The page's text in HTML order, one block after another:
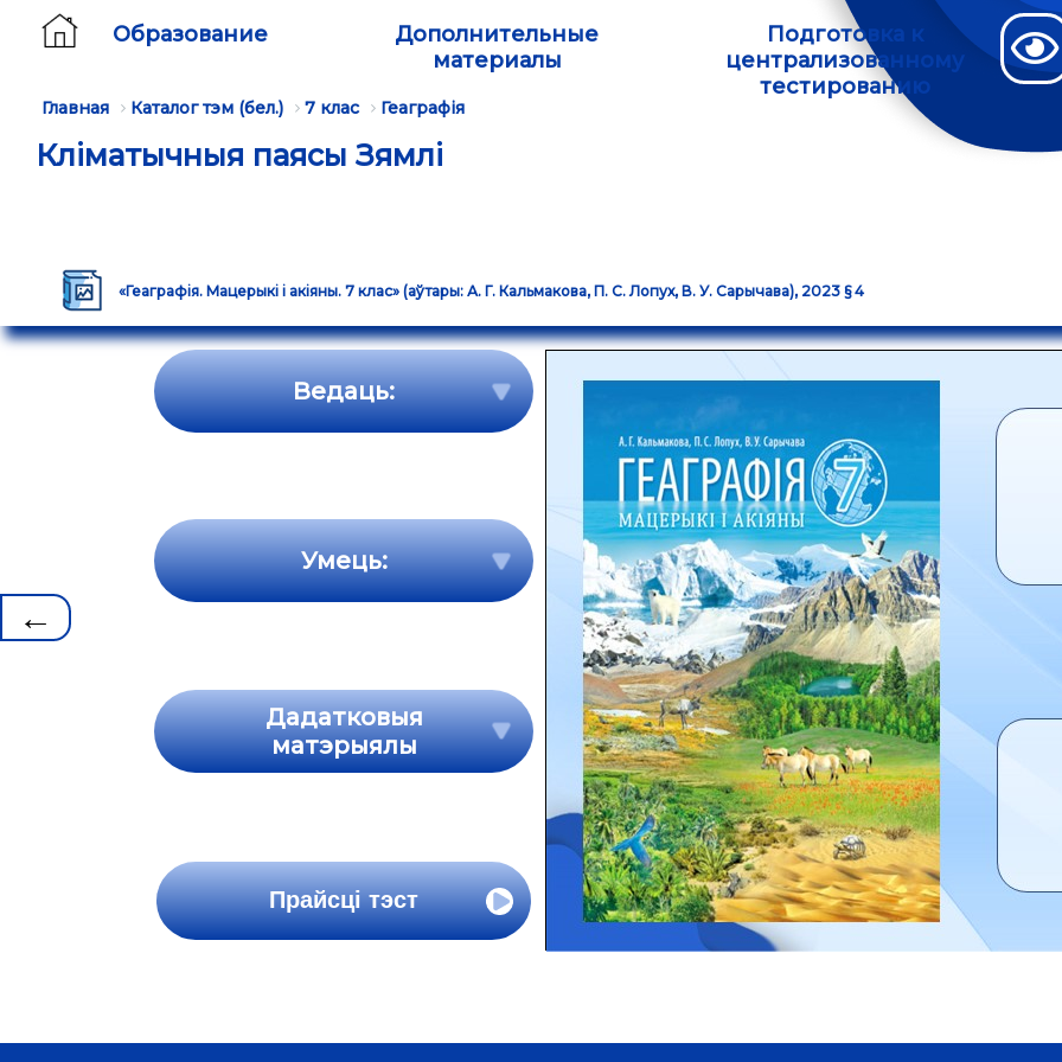
Образование
Дополнительные
материалы
Подготовка к
централизованному
тестированию
Главная Каталог тэм (бел.) 7 клас Геаграфія
Кліматычныя паясы Зямлі
«Геаграфія. Мацерыкі і акіяны. 7 клас» (аўтары: А. Г. Кальмакова, П. С. Лопух, В. У. Сарычава), 2023 § 4
←
Ведаць:
Умець:
Дадатковыя
матэрыялы
Прайсці тэст